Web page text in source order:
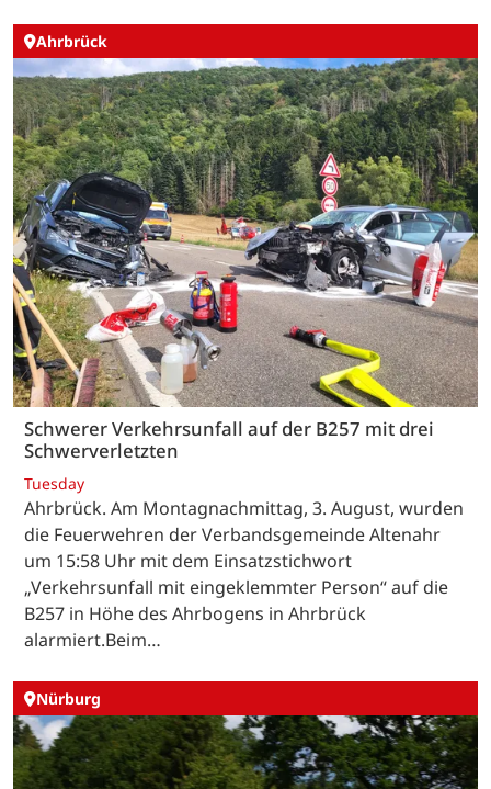
Ahrbrück
Schwerer Verkehrsunfall auf der B257 mit drei
Schwerverletzten
Tuesday
Ahrbrück. Am Montagnachmittag, 3. August, wurden
die Feuerwehren der Verbandsgemeinde Altenahr
um 15:58 Uhr mit dem Einsatzstichwort
„Verkehrsunfall mit eingeklemmter Person“ auf die
B257 in Höhe des Ahrbogens in Ahrbrück
alarmiert.Beim…
Nürburg